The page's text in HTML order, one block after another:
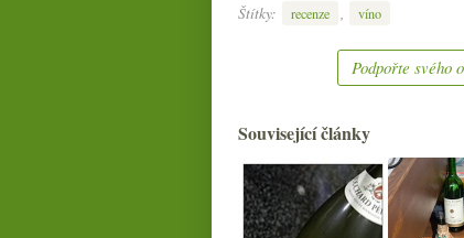
Štítky:
recenze víno
Podpořte svého
Související články